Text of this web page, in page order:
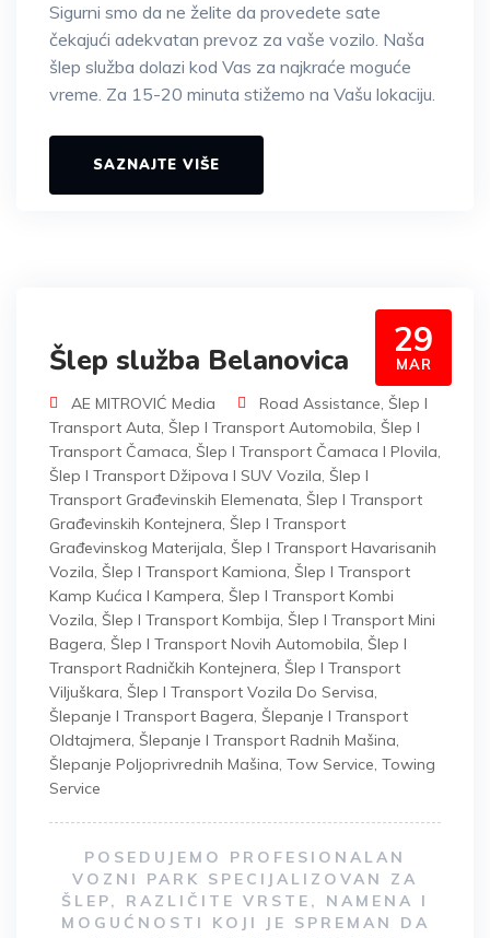
Sigurni smo da ne želite da provedete sate
čekajući adekvatan prevoz za vaše vozilo. Naša
šlep služba dolazi kod Vas za najkraće moguće
vreme. Za 15-20 minuta stižemo na Vašu lokaciju.
SAZNAJTE VIŠE
29
MAR
Šlep služba Belanovica
AE MITROVIĆ Media Road Assistance, Šlep I
Transport Auta, Šlep I Transport Automobila, Šlep I
Transport Čamaca, Šlep I Transport Čamaca I Plovila,
Šlep I Transport Džipova I SUV Vozila, Šlep I
Transport Građevinskih Elemenata, Šlep I Transport
Građevinskih Kontejnera, Šlep I Transport
Građevinskog Materijala, Šlep I Transport Havarisanih
Vozila, Šlep I Transport Kamiona, Šlep I Transport
Kamp Kućica I Kampera, Šlep I Transport Kombi
Vozila, Šlep I Transport Kombija, Šlep I Transport Mini
Bagera, Šlep I Transport Novih Automobila, Šlep I
Transport Radničkih Kontejnera, Šlep I Transport
Viljuškara, Šlep I Transport Vozila Do Servisa,
Šlepanje I Transport Bagera, Šlepanje I Transport
Oldtajmera, Šlepanje I Transport Radnih Mašina,
Šlepanje Poljoprivrednih Mašina, Tow Service, Towing
Service
POSEDUJEMO PROFESIONALAN
VOZNI PARK SPECIJALIZOVAN ZA
ŠLEP, RAZLIČITE VRSTE, NAMENA I
MOGUĆNOSTI KOJI JE SPREMAN DA